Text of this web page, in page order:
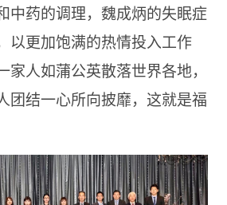
中药的调理，魏成炳的失眠症
以更加饱满的热情投入工作
家人如蒲公英散落世界各地，
团结一心所向披靡，这就是福